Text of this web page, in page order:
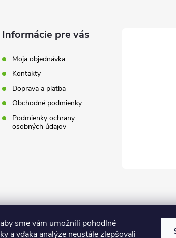
sme vám umožnili pohodlné
a vďaka analýze neustále zlepšovali
Informácie pre vás
Moja objednávka
Kontakty
Doprava a platba
Obchodné podmienky
Podmienky ochrany
osobných údajov